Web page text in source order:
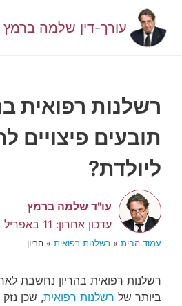
לתוכן
עורך-דין שלמה ברמץ
רשלנות רפואית
תובעים פיצויים
ליולדת?
עו"ד שלמה ברמץ
11 באפריל 2024
עמוד הבית » רשלנות רפואית » הריון
רשלנות רפואית בהריון נחשבת
ביותר של רשלנות רפואית, שכן